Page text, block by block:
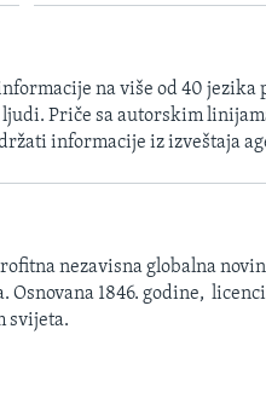
na više od 40 jezika
Priče sa autorskim
informacije iz izveštaja
nezavisna globalna
Osnovana 1846. godine,
svijeta.